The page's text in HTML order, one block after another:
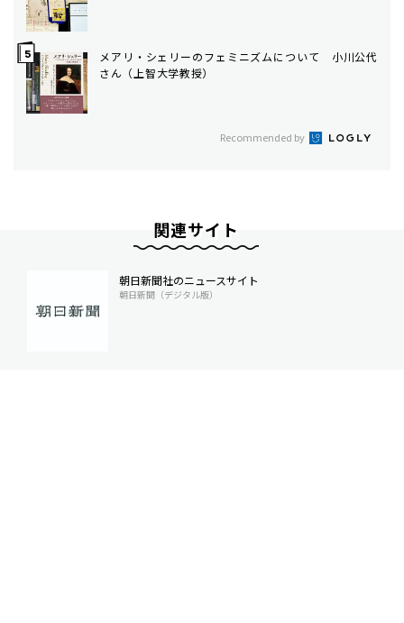
メアリ・シェリーのフェミニズムについて 小川公代
さん（上智大学教授）
Recommended by
関連サイト
朝日新聞社のニュースサイト
朝日新聞（デジタル版）